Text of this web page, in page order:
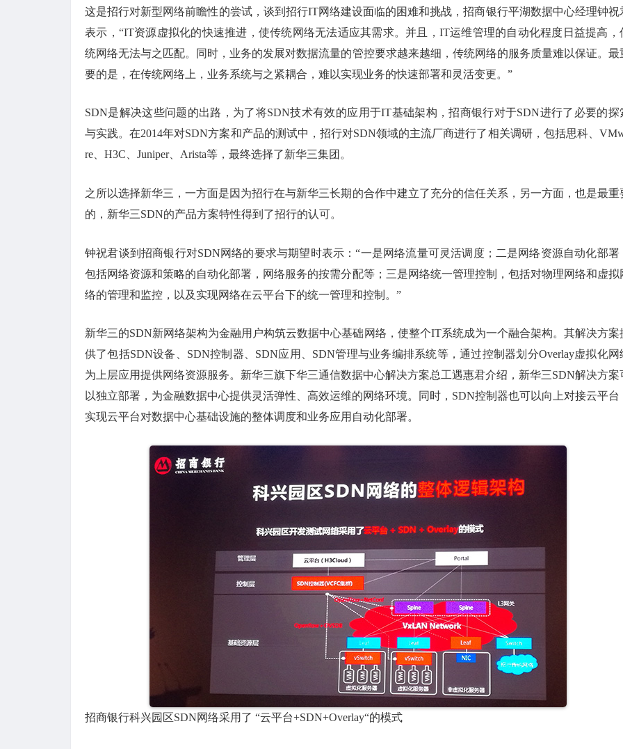
这是招行对新型网络前瞻性的尝试，谈到招行IT网络建设面临的困难和挑战，招商银行平湖数据中心经理钟祝
表示，“IT资源虚拟化的快速推进，使传统网络无法适应其需求。并且，IT运维管理的自动化程度日益提高，
统网络无法与之匹配。同时，业务的发展对数据流量的管控要求越来越细，传统网络的服务质量难以保证。最
要的是，在传统网络上，业务系统与之紧耦合，难以实现业务的快速部署和灵活变更。”
SDN是解决这些问题的出路，为了将SDN技术有效的应用于IT基础架构，招商银行对于SDN进行了必要的探
与实践。在2014年对SDN方案和产品的测试中，招行对SDN领域的主流厂商进行了相关调研，包括思科、
re、H3C、Juniper、Arista等，最终选择了新华三集团。
之所以选择新华三，一方面是因为招行在与新华三长期的合作中建立了充分的信任关系，另一方面，也是最重
的，新华三SDN的产品方案特性得到了招行的认可。
钟祝君谈到招商银行对SDN网络的要求与期望时表示：“一是网络流量可灵活调度；二是网络资源自动化部署
包括网络资源和策略的自动化部署，网络服务的按需分配等；三是网络统一管理控制，包括对物理网络和虚拟
络的管理和监控，以及实现网络在云平台下的统一管理和控制。”
新华三的SDN新网络架构为金融用户构筑云数据中心基础网络，使整个IT系统成为一个融合架构。其解决方案
供了包括SDN设备、SDN控制器、SDN应用、SDN管理与业务编排系统等，通过控制器划分Overlay虚拟化网
为上层应用提供网络资源服务。新华三旗下华三通信数据中心解决方案总工遇惠君介绍，新华三SDN解决方案
以独立部署，为金融数据中心提供灵活弹性、高效运维的网络环境。同时，SDN控制器也可以向上对接云平台
实现云平台对数据中心基础设施的整体调度和业务应用自动化部署。
招商银行科兴园区SDN网络采用了 “云平台+SDN+Overlay“的模式